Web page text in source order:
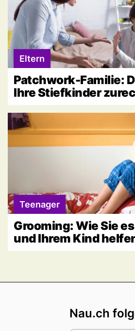
Eltern
Patchwork-Familie:
Ihre Stiefkinder
Teenager
Grooming: Wie Sie
und Ihrem Kind
Nau.ch